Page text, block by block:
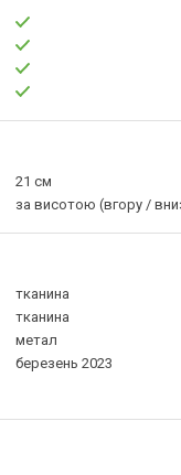
21 см
за висотою (вгору /
тканина
тканина
метал
березень 2023